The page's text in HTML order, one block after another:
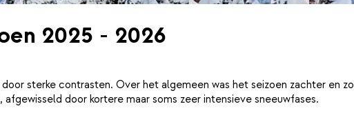
2025 - 2026
sterke contrasten. Over het algemeen was het seizoen zachter en
door kortere maar soms zeer intensieve sneeuwfases.